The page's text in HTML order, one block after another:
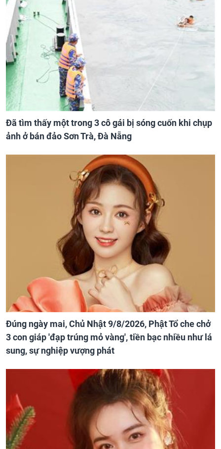
Đã tìm thấy một trong 3 cô gái bị sóng cuốn khi chụp
ảnh ở bán đảo Sơn Trà, Đà Nẵng
Đúng ngày mai, Chủ Nhật 9/8/2026, Phật Tổ che chở
3 con giáp 'đạp trúng mỏ vàng', tiền bạc nhiều như lá
sung, sự nghiệp vượng phát